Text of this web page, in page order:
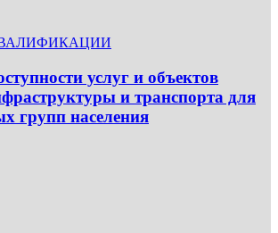
услуг и объектов
и транспорта для
групп населения